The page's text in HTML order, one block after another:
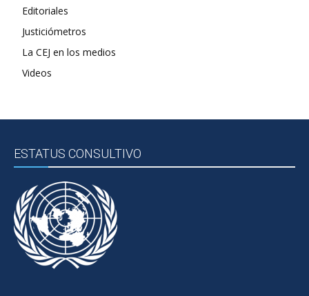
Editoriales
Justiciómetros
La CEJ en los medios
Videos
ESTATUS CONSULTIVO